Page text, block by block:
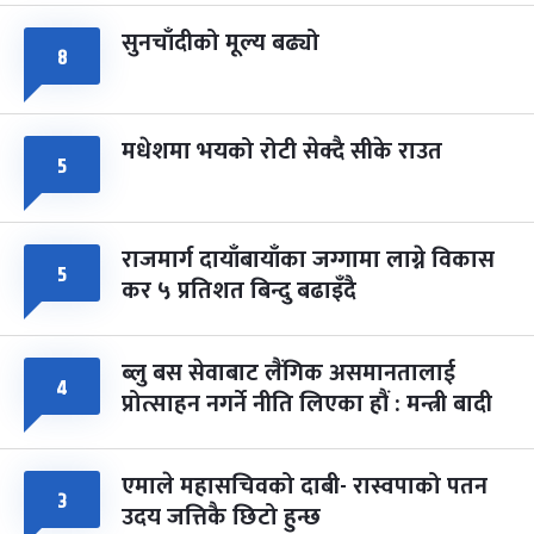
८ सुनचाँदीको मूल्य बढ्यो
५ मधेशमा भयको रोटी सेक्दै सीके राउत
५ राजमार्ग दायाँबायाँका जग्गामा लाग्ने विकास
कर ५ प्रतिशत बिन्दु बढाइँदै
४ ब्लु बस सेवाबाट लैंगिक असमानतालाई
प्रोत्साहन नगर्ने नीति लिएका हौं : मन्त्री बादी
३ एमाले महासचिवको दाबी- रास्वपाको पतन
उदय जत्तिकै छिटो हुन्छ